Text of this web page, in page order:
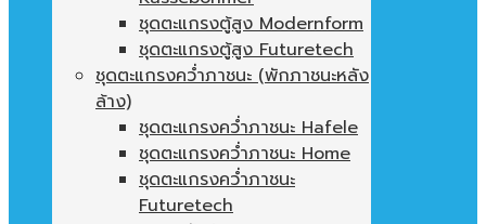
ชุดตะแกรงตู้สูง Modernform
ชุดตะแกรงตู้สูง Futuretech
ชุดตะแกรงคว่ำภาชนะ (พักภาชนะหลัง
ล้าง)
ชุดตะแกรงคว่ำภาชนะ Hafele
ชุดตะแกรงคว่ำภาชนะ Home
ชุดตะแกรงคว่ำภาชนะ
Futuretech